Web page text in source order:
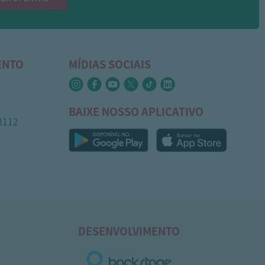
MÍDIAS SOCIAIS
BAIXE NOSSO APLICATIVO
DESENVOLVIMENTO